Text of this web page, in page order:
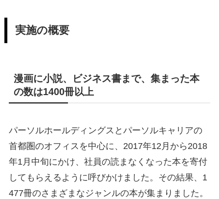
実施の概要
漫画に小説、ビジネス書まで、集まった本
の数は1400冊以上
パーソルホールディングスとパーソルキャリアの
首都圏のオフィスを中心に、2017年12月から2018
年1月中旬にかけ、社員の読まなくなった本を寄付
してもらえるように呼びかけました。その結果、1
477冊のさまざまなジャンルの本が集まりました。